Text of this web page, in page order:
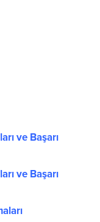
ve Başarı
ve Başarı